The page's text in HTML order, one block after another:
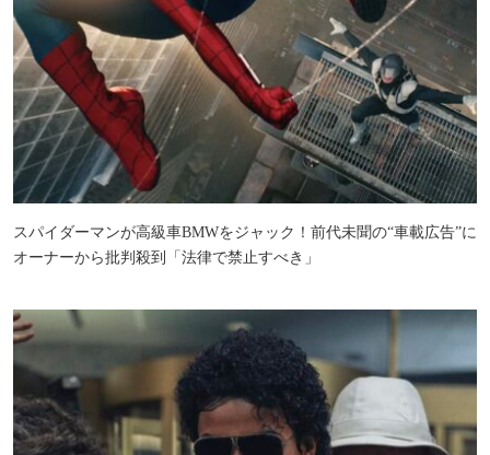
スパイダーマンが高級車BMWをジャック！前代未聞の“車載広告”に
オーナーから批判殺到「法律で禁止すべき」